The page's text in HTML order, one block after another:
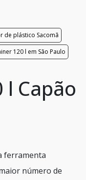
de plástico Sacomã
120 l em São Paulo
Capão
ferramenta
número de